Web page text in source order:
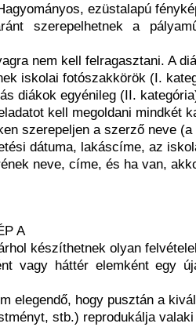
ezüstalapú
szerepelhetnek a
nem kell felragasztani. A
iskolai fotószakkörök (I.
diákok egyénileg (II.
kell megoldani mindkét
szerepeljen a szerző neve
dátuma, lakáscíme, az
neve, címe, és ha van,
A
készíthetnek olyan
vagy háttér elemként egy
elegendő, hogy pusztán a
stb.) reprodukálja